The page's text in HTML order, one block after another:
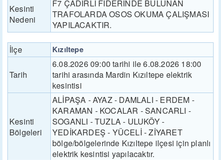
Kesinti
Nedeni
F7 ÇADIRLI FİDERİNDE BULUNAN
TRAFOLARDA OSOS OKUMA ÇALIŞMASI
YAPILACAKTIR.
İlçe Kızıltepe
Tarih
6.08.2026 09:00 tarihi ile 6.08.2026 18:00
tarihi arasında Mardin Kızıltepe elektrik
kesintisi
Kesinti
Bölgeleri
ALİPAŞA - AYAZ - DAMLALI - ERDEM -
KARAMAN - KOCALAR - SANCARLI -
SOGANLI - TUZLA - ULUKÖY -
YEDİKARDEŞ - YÜCELİ - ZİYARET
bölge/bölgelerinde Kızıltepe ilçesi için planlı
elektrik kesintisi yapılacaktır.